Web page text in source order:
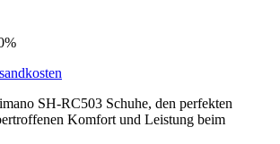
SH-RC503 Schuhe, den perfekten
Komfort und Leistung beim